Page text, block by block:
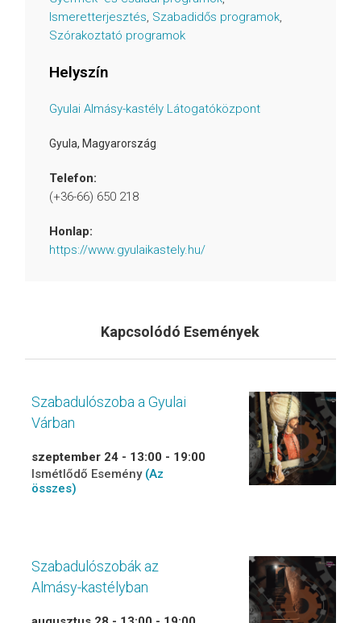
Ismeretterjesztés, Szabadidős programok,
Szórakoztató programok
Helyszín
Gyulai Almásy-kastély Látogatóközpont
Gyula, Magyarország
Telefon:
(+36-66) 650 218
Honlap:
https://www.gyulaikastely.hu/
Kapcsolódó Események
Szabadulószoba a Gyulai
Várban
szeptember 24 - 13:00 - 19:00
Ismétlődő Esemény (Az
összes)
Szabadulószobák az
Almásy-kastélyban